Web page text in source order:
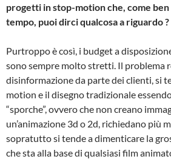
progetti in stop-motion che, come
tempo, puoi dirci qualcosa a riguardo ?
Purtroppo è così, i budget a
sono sempre molto stretti. Il problema
disinformazione da parte dei clienti, si
motion e il disegno tradizionale
“sporche”, ovvero che non creano
un’animazione 3d o 2d, richiedano più
sopratutto si tende a dimenticare la
che sta alla base di qualsiasi film